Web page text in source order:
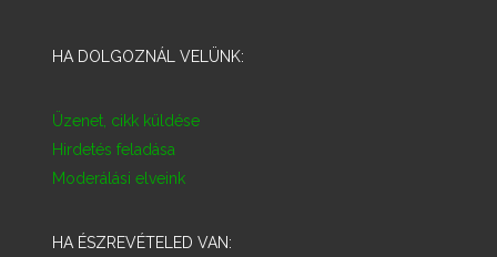
HA DOLGOZNÁL VELÜNK:
Üzenet, cikk küldése
Hirdetés feladása
Moderálási elveink
HA ÉSZREVÉTELED VAN: